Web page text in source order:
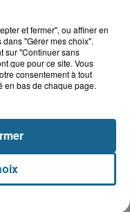
au large de
et fermer", ou affiner en
"Gérer mes choix".
sur "Continuer sans
que pour ce site. Vous
consentement à tout
en bas de chaque page.